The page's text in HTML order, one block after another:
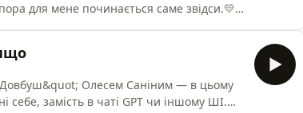
для мене починається саме звідси.💛
Олесем Саніним — в цьому
себе, замість в чаті GPT чи іншому ШІ.💛